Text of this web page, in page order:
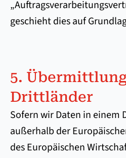
geschieht dies auf
5.
Drittländer
Sofern wir Daten in einem
außerhalb der
des Europäischen